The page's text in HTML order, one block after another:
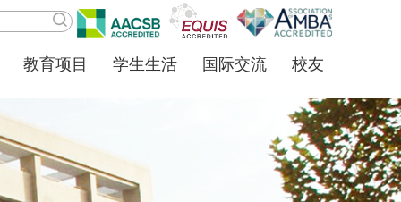
教育项目 学生生活 国际交流 校友